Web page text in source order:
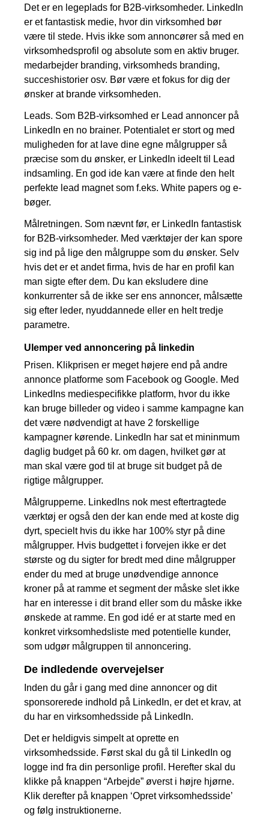
Det er en legeplads for B2B-virksomheder. LinkedIn
er et fantastisk medie, hvor din virksomhed bør
være til stede. Hvis ikke som annoncører så med en
virksomhedsprofil og absolute som en aktiv bruger.
medarbejder branding, virksomheds branding,
succeshistorier osv. Bør være et fokus for dig der
ønsker at brande virksomheden.
Leads. Som B2B-virksomhed er Lead annoncer på
LinkedIn en no brainer. Potentialet er stort og med
muligheden for at lave dine egne målgrupper så
præcise som du ønsker, er LinkedIn ideelt til Lead
indsamling. En god ide kan være at finde den helt
perfekte lead magnet som f.eks. White papers og e-
bøger.
Målretningen. Som nævnt før, er LinkedIn fantastisk
for B2B-virksomheder. Med værktøjer der kan spore
sig ind på lige den målgruppe som du ønsker. Selv
hvis det er et andet firma, hvis de har en profil kan
man sigte efter dem. Du kan eksludere dine
konkurrenter så de ikke ser ens annoncer, målsætte
sig efter leder, nyuddannede eller en helt tredje
parametre.
Ulemper ved annoncering på linkedin
Prisen. Klikprisen er meget højere end på andre
annonce platforme som Facebook og Google. Med
LinkedIns mediespecifikke platform, hvor du ikke
kan bruge billeder og video i samme kampagne kan
det være nødvendigt at have 2 forskellige
kampagner kørende. LinkedIn har sat et mininmum
daglig budget på 60 kr. om dagen, hvilket gør at
man skal være god til at bruge sit budget på de
rigtige målgrupper.
Målgrupperne. LinkedIns nok mest eftertragtede
værktøj er også den der kan ende med at koste dig
dyrt, specielt hvis du ikke har 100% styr på dine
målgrupper. Hvis budgettet i forvejen ikke er det
største og du sigter for bredt med dine målgrupper
ender du med at bruge unødvendige annonce
kroner på at ramme et segment der måske slet ikke
har en interesse i dit brand eller som du måske ikke
ønskede at ramme. En god idé er at starte med en
konkret virksomhedsliste med potentielle kunder,
som udgør målgruppen til annoncering.
De indledende overvejelser
Inden du går i gang med dine annoncer og dit
sponsorerede indhold på LinkedIn, er det et krav, at
du har en virksomhedsside på LinkedIn.
Det er heldigvis simpelt at oprette en
virksomhedsside. Først skal du gå til LinkedIn og
logge ind fra din personlige profil. Herefter skal du
klikke på knappen “Arbejde” øverst i højre hjørne.
Klik derefter på knappen ‘Opret virksomhedsside’
og følg instruktionerne.